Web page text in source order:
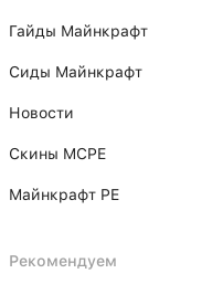
Гайды Майнкрафт
Сиды Майнкрафт
Новости
Скины MCPE
Майнкрафт PE
Рекомендуем